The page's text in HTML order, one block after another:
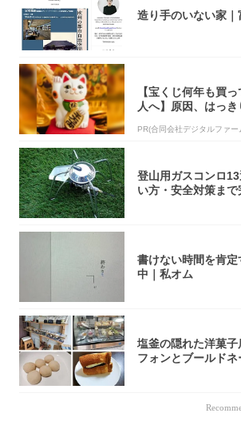
造り手のいない家｜
【宝くじ何年も買
人へ】原因、はっ
PR(合同会社デジタルファー
登山用ガスコンロ
い方・安全対策まで
書けない時間を肯
中｜私オム
塩釜の隠れた洋菓
フォンとブールド